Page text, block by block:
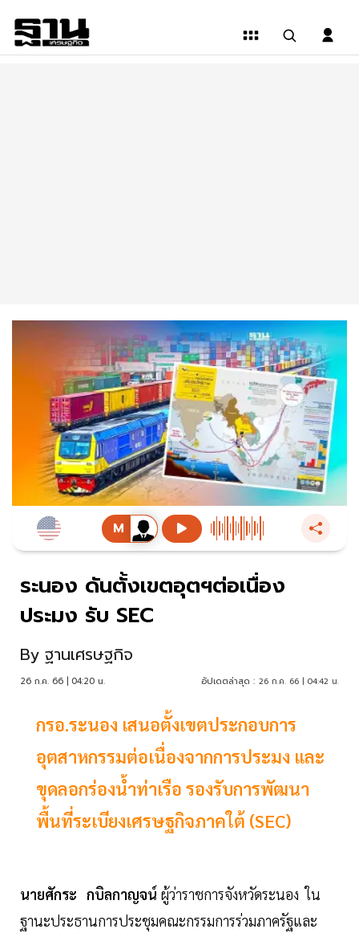
ระนอง ดันตั้งเขตอุตฯต่อเนื่อง
ประมง รับ SEC
By ฐานเศรษฐกิจ
26 ก.ค. 66 | 04:20 น. อัปเดตล่าสุด : 26 ก.ค. 66 | 04:42 น.
กรอ.ระนอง เสนอตั้งเขตประกอบการ
อุตสาหกรรมต่อเนื่องจากการประมง และ
ขุดลอกร่องน้ำท่าเรือ รองรับการพัฒนา
พื้นที่ระเบียงเศรษฐกิจภาคใต้ (SEC)
นายศักระ กบิลกาญจน์ ผู้ว่าราชการจังหวัดระนอง ใน
ฐานะประธานการประชุมคณะกรรมการร่วมภาครัฐและ